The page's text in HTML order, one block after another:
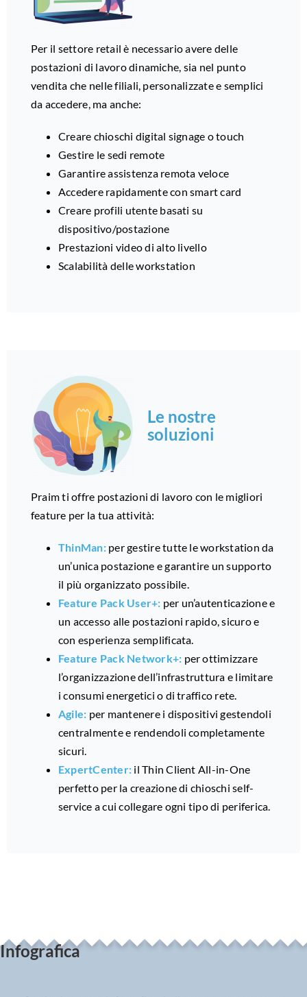
Per il settore retail è necessario avere delle
postazioni di lavoro dinamiche, sia nel punto
vendita che nelle filiali, personalizzate e semplici
da accedere, ma anche:
Creare chioschi digital signage o touch
Gestire le sedi remote
Garantire assistenza remota veloce
Accedere rapidamente con smart card
Creare profili utente basati su
dispositivo/postazione
Prestazioni video di alto livello
Scalabilità delle workstation
Le nostre
soluzioni
Praim ti offre postazioni di lavoro con le migliori
feature per la tua attività:
ThinMan:per gestire tutte le workstation da
un’unica postazione e garantire un supporto
il più organizzato possibile.
Feature Pack User+: per un’autenticazione e
un accesso alle postazioni rapido, sicuro e
con esperienza semplificata.
Feature Pack Network+: per ottimizzare
l’organizzazione dell’infrastruttura e limitare
i consumi energetici o di traffico rete.
Agile: per mantenere i dispositivi gestendoli
centralmente e rendendoli completamente
sicuri.
ExpertCenter: il Thin Client All-in-One
perfetto per la creazione di chioschi self-
service a cui collegare ogni tipo di periferica.
Infografica